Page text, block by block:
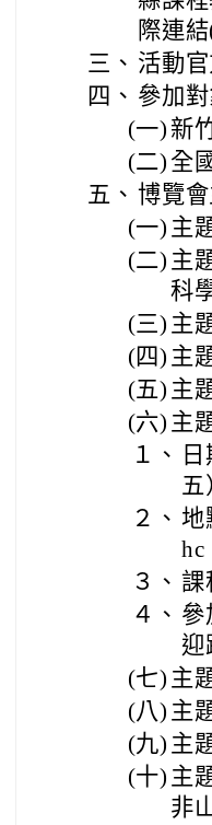
際連
三、 活動
四、 參加對
(一) 新
(二) 全
五、 博覽
(一) 主
(二) 主
科
(三) 主
(四) 主
(五) 主
(六) 主
１、
五
２、 地
hc
３、 課
４、 參
迎
(七) 主
(八) 主
(九) 主
(十) 主
非